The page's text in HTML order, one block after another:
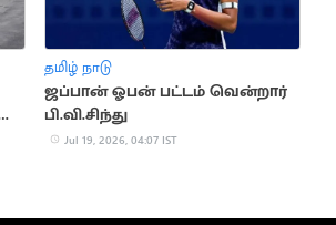
தமிழ் நாடு
ஜப்பான் ஓபன் பட்டம் வென்றார்
பி.வி.சிந்து
Jul 19, 2026, 04:07 IST